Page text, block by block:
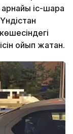
арнайы іс-шара
қойып жатқан.